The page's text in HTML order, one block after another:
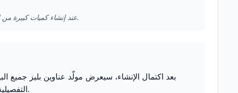
عند إنشاء كميات كبيرة من البيانات دفعة واحدة، يُوصى باختبار كمية صغيرة أولاً للتأكد من تلبية التنسيق لاحتياجاتك.
بعد اكتمال الإنشاء، سيعرض مولّد عناوين بليز
التفصيلية والتحقق من تلبي تنسيق العنوان وبطاقة الهوية والهاتف وغيرها للمتطلبات.